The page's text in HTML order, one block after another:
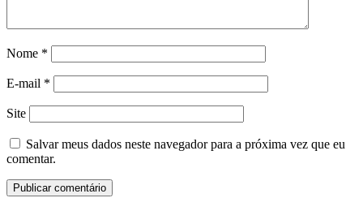
Nome *
E-mail *
Site
Salvar meus dados neste navegador para a próxima vez que eu
comentar.